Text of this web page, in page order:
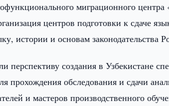
миграционного центра
центров подготовки к сдаче
истории и основам законодательства
перспективу создания в Узбекистане
прохождения обследования и сдачи
и мастеров производственного